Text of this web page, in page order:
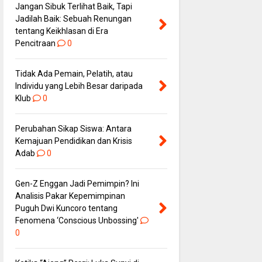
Jangan Sibuk Terlihat Baik, Tapi
Jadilah Baik: Sebuah Renungan
tentang Keikhlasan di Era
Pencitraan
0
Tidak Ada Pemain, Pelatih, atau
Individu yang Lebih Besar daripada
Klub
0
Perubahan Sikap Siswa: Antara
Kemajuan Pendidikan dan Krisis
Adab
0
Gen-Z Enggan Jadi Pemimpin? Ini
Analisis Pakar Kepemimpinan
Puguh Dwi Kuncoro tentang
Fenomena ‘Conscious Unbossing'
0